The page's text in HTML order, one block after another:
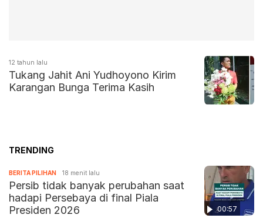
12 tahun lalu
Tukang Jahit Ani Yudhoyono Kirim
Karangan Bunga Terima Kasih
TRENDING
00:57
BERITA PILIHAN 18 menit lalu
Persib tidak banyak perubahan saat
hadapi Persebaya di final Piala
Presiden 2026